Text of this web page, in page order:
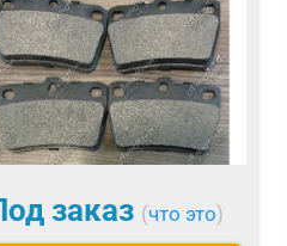
заказ (что это)